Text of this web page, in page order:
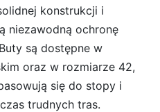
konstrukcji i
niezawodną ochronę
są dostępne w
oraz w rozmiarze 42,
się do stopy i
trudnych tras.